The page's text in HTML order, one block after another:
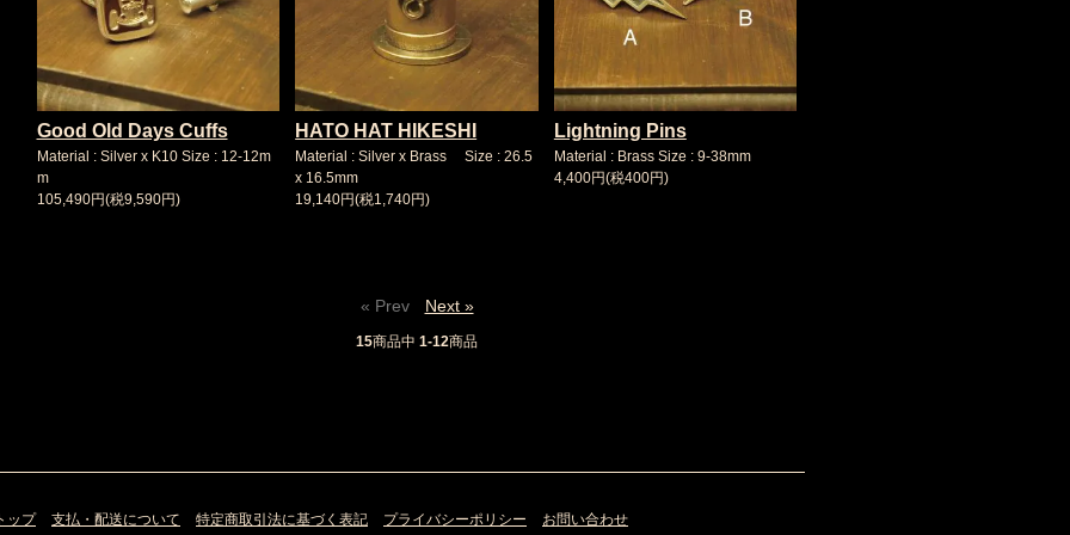
Good Old Days Cuffs
Material : Silver x K10 Size : 12-12m
m
105,490円(税9,590円)
HATO HAT HIKESHI
Material : Silver x Brass Size : 26.5
x 16.5mm
19,140円(税1,740円)
Lightning Pins
Material : Brass Size : 9-38mm
4,400円(税400円)
« Prev Next »
15商品中 1-12商品
ップ 支払・配送について 特定商取引法に基づく表記 プライバシーポリシー お問い合わせ